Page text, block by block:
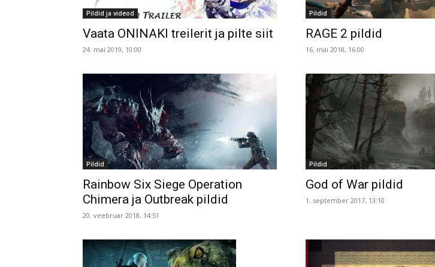
Pildid ja videod
Vaata ONINAKI treilerit ja pilte siit
24. mai 2019, 10:00
Pildid
RAGE 2 pildid
16. mai 2018, 16:00
Pildid
Rainbow Six Siege Operation
Chimera ja Outbreak pildid
20. veebruar 2018, 14:51
Pildid
God of War pildid
1. september 2017, 13:10